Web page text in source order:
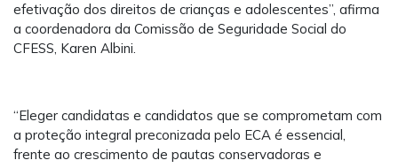
efetivação dos direitos de crianças e adolescentes”, afirma
a coordenadora da Comissão de Seguridade Social do
CFESS, Karen Albini.
“Eleger candidatas e candidatos que se comprometam com
a proteção integral preconizada pelo ECA é essencial,
frente ao crescimento de pautas conservadoras e